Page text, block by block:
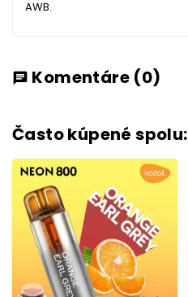
AWB.
chat Komentáre (0)
Často kúpené spolu: